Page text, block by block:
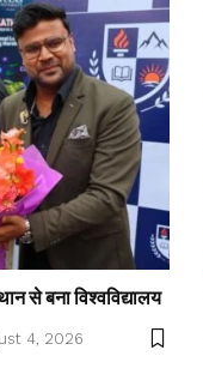
से बना विश्वविद्यालय
4, 2026